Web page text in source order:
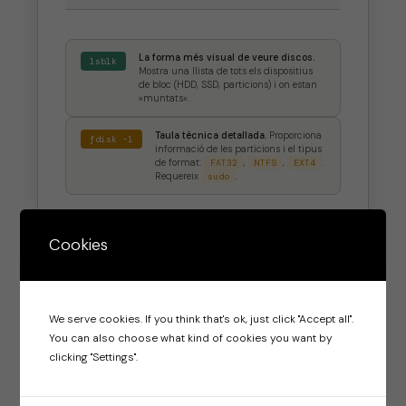
lsblk
La forma més visual de veure discos.
Mostra una llista de tots els dispositius
de bloc (HDD, SSD, particions) i on estan
«muntats».
fdisk -l Taula tècnica detallada. Proporciona
informació de les particions i el tipus
de format:
FAT32 , NTFS , EXT4
Requereix
sudo
SECCIÓ 04 · RESUM GENERAL
CPU · Memòria · Placa base · Busos
L’enciclopèdia del hardware.Genera un
Cookies
We serve cookies. If you think that's ok, just click "Accept all".
You can also choose what kind of cookies you want by
clicking "Settings".